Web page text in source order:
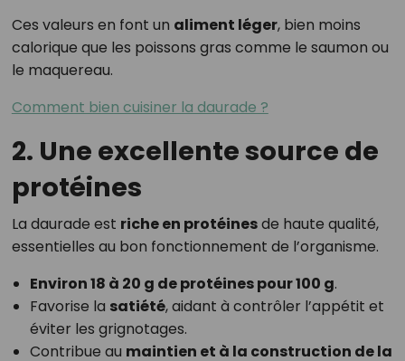
Ces valeurs en font un aliment léger, bien moins
calorique que les poissons gras comme le saumon ou
le maquereau.
Comment bien cuisiner la daurade ?
2. Une excellente source de
protéines
La daurade est riche en protéinesde haute qualité,
essentielles au bon fonctionnement de l’organisme.
Environ 18 à 20 g de protéines pour 100 g.
Favorise la satiété, aidant à contrôler l’appétit et
éviter les grignotages.
Contribue au maintien et à la construction de la